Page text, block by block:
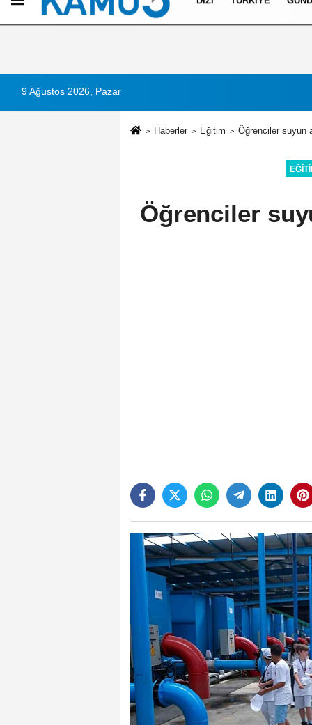
İletişim Çerez Politikası
9 Ağustos 2026, Pazar
Haberler Eğitim Öğrenciler suyun
Öğrenciler